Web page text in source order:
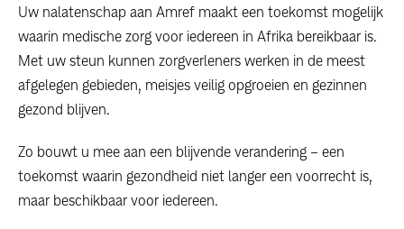
Uw nalatenschap aan Amref maakt een toekomst mogelijk
waarin medische zorg voor iedereen in Afrika bereikbaar is.
Met uw steun kunnen zorgverleners werken in de meest
afgelegen gebieden, meisjes veilig opgroeien en gezinnen
gezond blijven.
Zo bouwt u mee aan een blijvende verandering – een
toekomst waarin gezondheid niet langer een voorrecht is,
maar beschikbaar voor iedereen.